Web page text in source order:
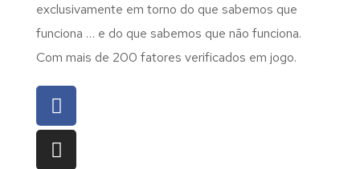
exclusivamente em torno do que sabemos que
funciona … e do que sabemos que não funciona.
Com mais de 200 fatores verificados em jogo.